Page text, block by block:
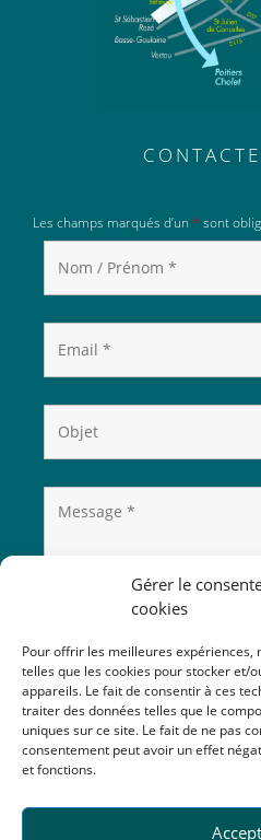
Gérer le
cookies
Pour offrir les meilleures expériences,
telles que les cookies pour stocker et/
appareils. Le fait de consentir à ces
traiter des données telles que le
uniques sur ce site. Le fait de ne pas
consentement peut avoir un effet
et fonctions.
Les champs marqués d’un * sont